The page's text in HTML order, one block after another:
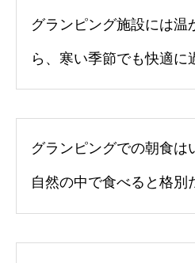
グランピング施設には温
ら、寒い季節でも快適に
グランピングでの朝食は
自然の中で食べると格別